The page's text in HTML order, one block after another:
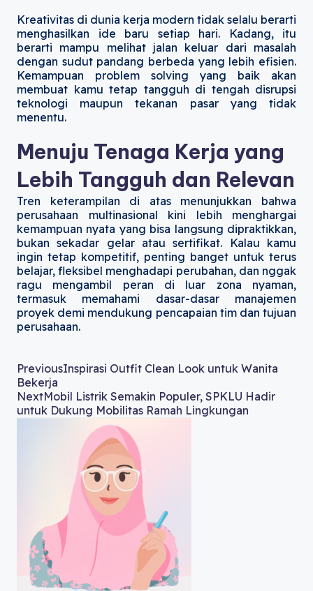
Kreativitas di dunia kerja modern tidak selalu berarti
menghasilkan ide baru setiap hari. Kadang, itu
berarti mampu melihat jalan keluar dari masalah
dengan sudut pandang berbeda yang lebih efisien.
Kemampuan problem solving yang baik akan
membuat kamu tetap tangguh di tengah disrupsi
teknologi maupun tekanan pasar yang tidak
menentu.
Menuju Tenaga Kerja yang
Lebih Tangguh dan Relevan
Tren keterampilan di atas menunjukkan bahwa
perusahaan multinasional kini lebih menghargai
kemampuan nyata yang bisa langsung dipraktikkan,
bukan sekadar gelar atau sertifikat. Kalau kamu
ingin tetap kompetitif, penting banget untuk terus
belajar, fleksibel menghadapi perubahan, dan nggak
ragu mengambil peran di luar zona nyaman,
termasuk memahami dasar-dasar manajemen
proyek demi mendukung pencapaian tim dan tujuan
perusahaan.
PreviousInspirasi Outfit Clean Look untuk Wanita
Bekerja
NextMobil Listrik Semakin Populer, SPKLU Hadir
untuk Dukung Mobilitas Ramah Lingkungan